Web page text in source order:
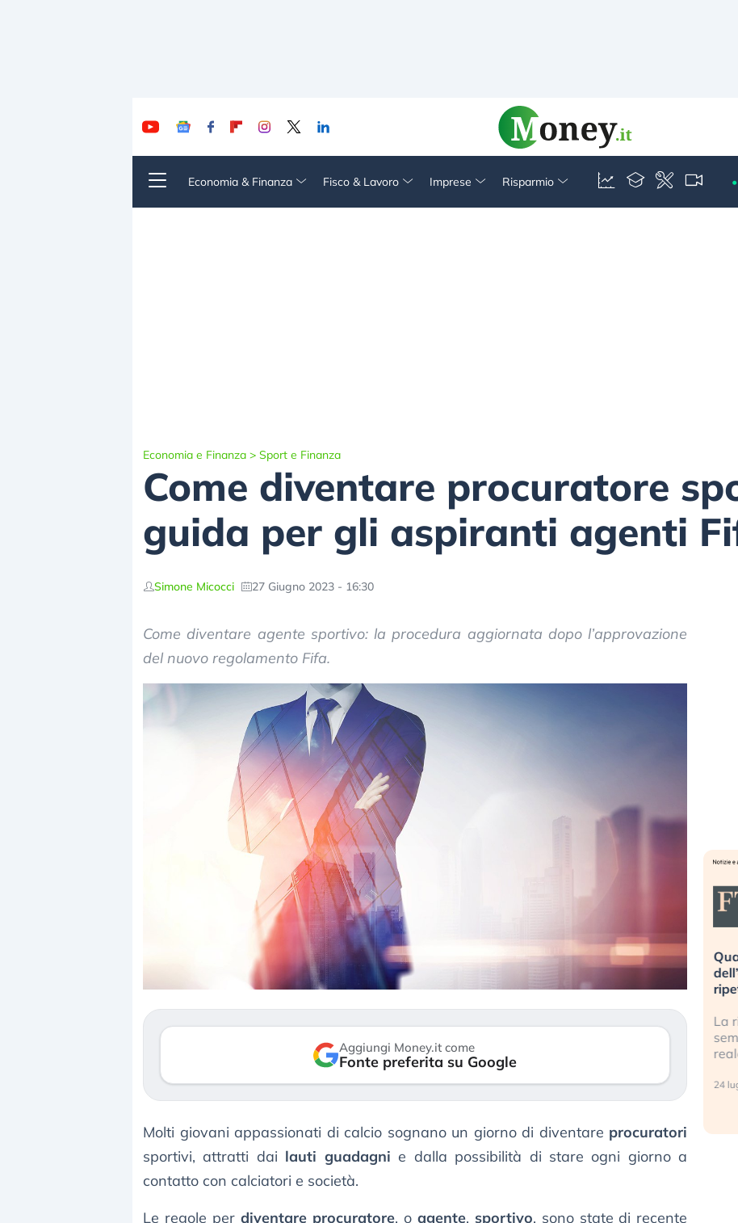
Economia & Finanza Fisco & Lavoro Imprese Risparmio
Economia e Finanza > Sport e Finanza
Come diventare procuratore
guida per gli aspiranti agenti
Simone Micocci 27 Giugno 2023 - 16:30
Come diventare agente sportivo: la procedura aggiornata dopo l’approvazione
del nuovo regolamento Fifa.
Aggiungi Money.it come
Fonte preferita su Google
Molti giovani appassionati di calcio sognano un giorno di diventare procuratori
sportivi, attratti dai lauti guadagni e dalla possibilità di stare ogni giorno a
contatto con calciatori e società.
Le regole per diventare procuratore, o agente, sportivo, sono state di recente
Dalle valutazioni estreme alla
correzione. Cosa sta guidando il
repricing degli asset?
3 agosto 2026
«La mia vita è rovinata». Investitori
in preda al panico dopo lo scoppio
della bolla AI
Kospi, mentre gli investitori retail (…)
30 luglio 2026
La
24